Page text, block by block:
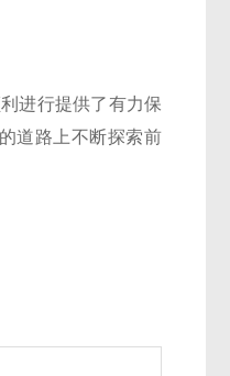
进行提供了有力保
道路上不断探索前